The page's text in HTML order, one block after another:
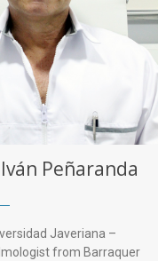
Peñaranda
Javeriana –
from Barraquer